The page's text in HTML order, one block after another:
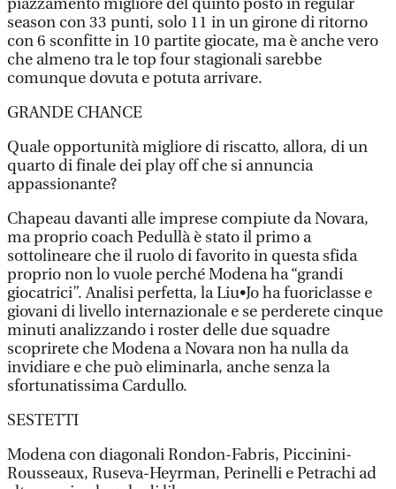
piazzamento migliore del quinto posto in regular
season con 33 punti, solo 11 in un girone di ritorno
con 6 sconfitte in 10 partite giocate, ma è anche vero
che almeno tra le top four stagionali sarebbe
comunque dovuta e potuta arrivare.
GRANDE CHANCE
Quale opportunità migliore di riscatto, allora, di un
quarto di finale dei play off che si annuncia
appassionante?
Chapeau davanti alle imprese compiute da Novara,
ma proprio coach Pedullà è stato il primo a
sottolineare che il ruolo di favorito in questa sfida
proprio non lo vuole perché Modena ha “grandi
giocatrici”. Analisi perfetta, la Liu•Jo ha fuoriclasse e
giovani di livello internazionale e se perderete cinque
minuti analizzando i roster delle due squadre
scoprirete che Modena a Novara non ha nulla da
invidiare e che può eliminarla, anche senza la
sfortunatissima Cardullo.
SESTETTI
Modena con diagonali Rondon-Fabris, Piccinini-
Rousseaux, Ruseva-Heyrman, Perinelli e Petrachi ad